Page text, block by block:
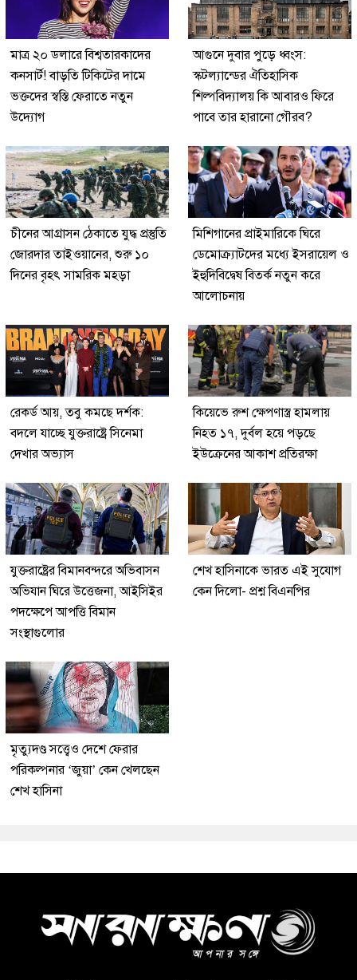
মাত্র ২০ ডলারে বিশ্বতারকাদের
কনসার্ট! বাড়তি টিকিটের দামে
ভক্তদের স্বস্তি ফেরাতে নতুন
উদ্যোগ
আগুনে দুবার পুড়ে ধ্বংস:
স্কটল্যান্ডের ঐতিহাসিক
শিল্পবিদ্যালয় কি আবারও ফিরে
পাবে তার হারানো গৌরব?
চীনের আগ্রাসন ঠেকাতে যুদ্ধ প্রস্তুতি
জোরদার তাইওয়ানের, শুরু ১০
দিনের বৃহৎ সামরিক মহড়া
মিশিগানের প্রাইমারিকে ঘিরে
ডেমোক্র্যাটদের মধ্যে ইসরায়েল ও
ইহুদিবিদ্বেষ বিতর্ক নতুন করে
আলোচনায়
রেকর্ড আয়, তবু কমছে দর্শক:
বদলে যাচ্ছে যুক্তরাষ্ট্রে সিনেমা
দেখার অভ্যাস
কিয়েভে রুশ ক্ষেপণাস্ত্র হামলায়
নিহত ১৭, দুর্বল হয়ে পড়ছে
ইউক্রেনের আকাশ প্রতিরক্ষা
যুক্তরাষ্ট্রের বিমানবন্দরে অভিবাসন
অভিযান ঘিরে উত্তেজনা, আইসিইর
পদক্ষেপে আপত্তি বিমান
সংস্থাগুলোর
শেখ হাসিনাকে ভারত এই সুযোগ
কেন দিলো- প্রশ্ন বিএনপির
মৃত্যুদণ্ড সত্ত্বেও দেশে ফেরার
পরিকল্পনার ‘জুয়া’ কেন খেলছেন
শেখ হাসিনা